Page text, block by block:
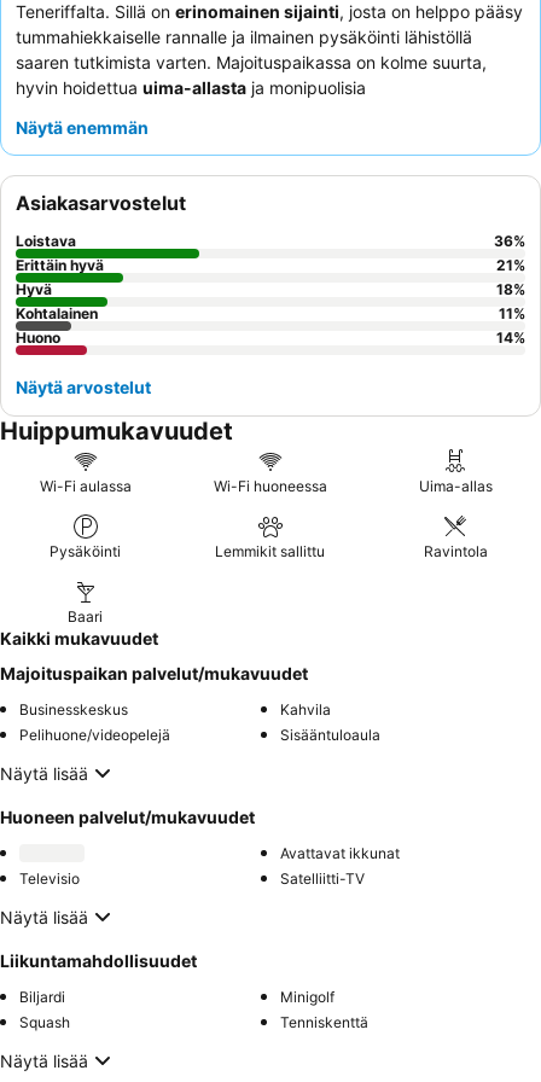
Teneriffalta. Sillä on erinomainen sijainti, josta on helppo pääsy
tummahiekkaiselle rannalle ja ilmainen pysäköinti lähistöllä
saaren tutkimista varten. Majoituspaikassa on kolme suurta,
hyvin hoidettua uima-allasta ja monipuolisia
Asiakkaat korostavat jatkuvasti
merkille heidän tehokkuutensa pyyntöjen käsittelyssä. Parhaan
kokemuksen saamiseksi kannattaa pyytää huonetta, josta on
merinäköala
parvekkeelta miellyttävien näkymien nauttimiseksi.
Näytä enemmän
Asiakasarvostelut
Loistava 36%
Erittäin hyvä
21%
Hyvä
18%
Kohtalainen
11%
Huono
14%
Näytä arvostelut
Huippumukavuudet
Wi-Fi aulassa Wi-Fi huoneessa Uima-allas
Pysäköinti Lemmikit sallittu Ravintola
Baari
Kaikki mukavuudet
Majoituspaikan palvelut/mukavuudet
Businesskeskus
Kahvila
Pelihuone/videopelejä
Sisääntuloaula
Näytä lisää
Huoneen palvelut/mukavuudet
Avattavat ikkunat
Televisio
Satelliitti-TV
Näytä lisää
Liikuntamahdollisuudet
Biljardi
Minigolf
Squash
Tenniskenttä
Näytä lisää